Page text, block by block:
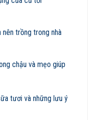
trồng trong nhà
chậu và mẹo giúp
tươi và những lưu ý